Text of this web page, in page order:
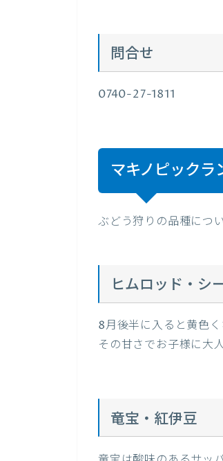
問合せ
0740-27-1811
マキノピック
ぶどう狩りの品種につい
ヒムロッド・シ
8月後半に入ると黄色く
その甘さでお子様に大
竜宝・紅伊豆